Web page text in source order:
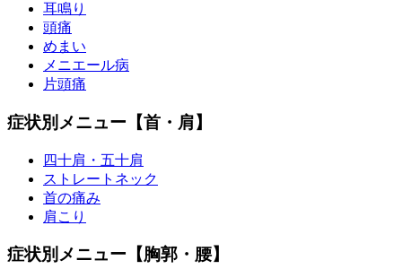
耳鳴り
頭痛
めまい
メニエール病
片頭痛
症状別メニュー【首・肩】
四十肩・五十肩
ストレートネック
首の痛み
肩こり
症状別メニュー【胸郭・腰】